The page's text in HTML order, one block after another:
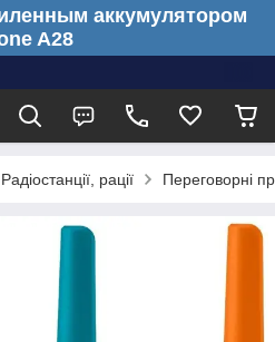
аккумулятором
A28
Радіостанції, рації Переговорні